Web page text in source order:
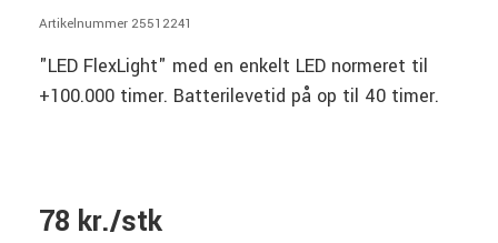
Artikelnummer 25512241
"LED FlexLight" med en enkelt LED normeret til
+100.000 timer. Batterilevetid på op til 40 timer.
78 kr./stk